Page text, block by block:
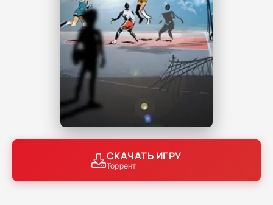
СКАЧАТЬ ИГРУ
Торрент